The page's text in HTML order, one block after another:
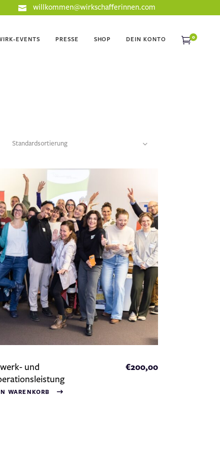
willkommen@wirkschafferinnen.com
EVENTS PRESSE SHOP DEIN KONTO 0
Standardsortierung
und
€200,00
WARENKORB